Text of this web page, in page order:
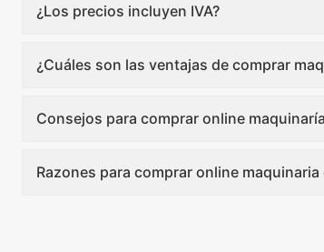
¿Los precios incluyen IVA?
¿Cuáles son las ventajas de comprar
Consejos para comprar online
Razones para comprar online